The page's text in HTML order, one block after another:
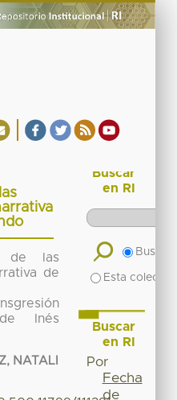
de las
de
Inés
NATALI
Buscar
en RI
Buscar
Esta
Buscar
en RI
Por
Fecha
de